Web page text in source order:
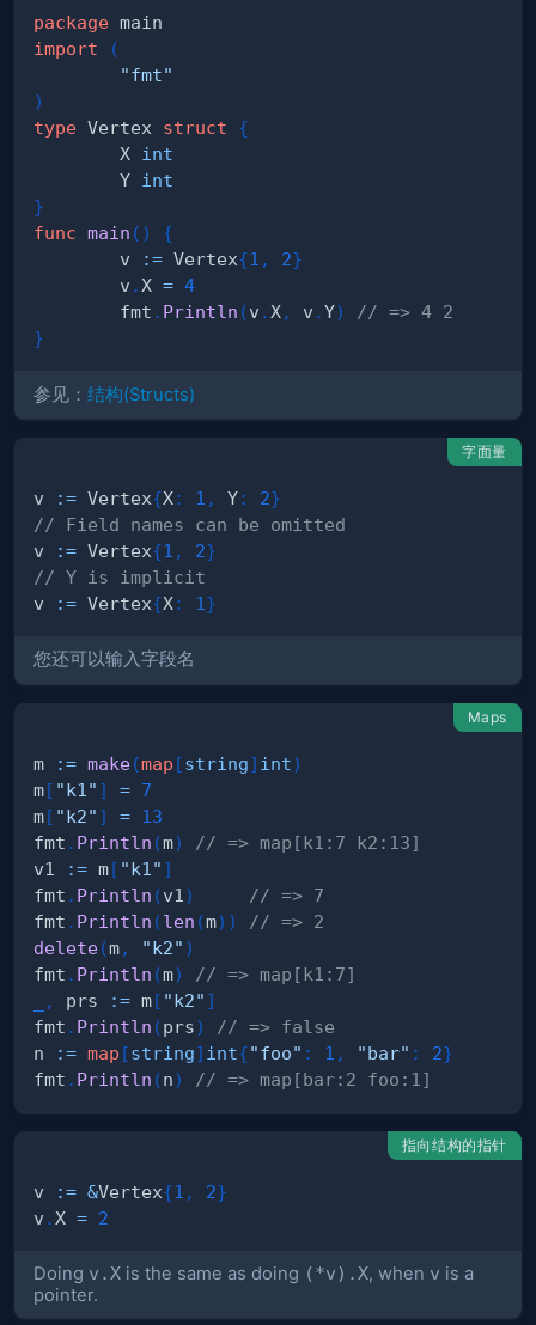
package
import
(
"fmt"
)
type Vertex struct
{
        X
int
        Y
int
}
func main ( )
{
        v
:= Vertex{1 , 2}
        v
. X = 4
        fmt
. Println (v . X, v .Y)
// => 4 2
}
参见： 结构(Structs)
字面量
v := Vertex{X: 1 , Y: 2}
// Field names can be omitted
v
:= Vertex{1 , 2}
// Y is implicit
v
:= Vertex{X: 1 }
您还可以输入字段名
Maps
m := make(map [string] int)
m[ "k1" ] = 7
m[ "k2" ] = 13
fmt . Println (m)
// => map[k1:7 k2:13]
v1
:= m[ "k1" ]
fmt . Println (v1 )
// => 7
fmt . Println (len (m) )
// => 2
delete(m, "k2" )
fmt . Println (m)
// => map[k1:7]
, prs := m[ "k2" ]
fmt . Println (prs)
// => false
n
:= map [string] int{"foo" : 1 , "bar" : 2}
fmt . Println (n) // => map[bar:2 foo:1]
指向结构的指针
v := &Vertex{1 , 2}
v . X = 2
Doing v.X is the same as doing (*v).X, when v is a
pointer.